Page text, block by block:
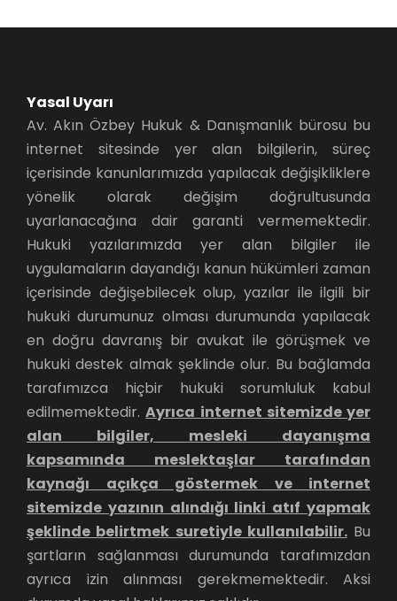
Yasal Uyarı
Av. Akın Özbey Hukuk & Danışmanlık bürosu bu
internet sitesinde yer alan bilgilerin, süreç
içerisinde kanunlarımızda yapılacak değişikliklere
yönelik olarak değişim doğrultusunda
uyarlanacağına dair garanti vermemektedir.
Hukuki yazılarımızda yer alan bilgiler ile
uygulamaların dayandığı kanun hükümleri zaman
içerisinde değişebilecek olup, yazılar ile ilgili bir
hukuki durumunuz olması durumunda yapılacak
en doğru davranış bir avukat ile görüşmek ve
hukuki destek almak şeklinde olur. Bu bağlamda
tarafımızca hiçbir hukuki sorumluluk kabul
edilmemektedir.Ayrıca internet sitemizde yer
alan bilgiler, mesleki dayanışma
kapsamında meslektaşlar tarafından
kaynağı açıkça göstermek ve internet
sitemizde yazının alındığı linki atıf yapmak
şeklinde belirtmek suretiyle kullanılabilir.Bu
şartların sağlanması durumunda tarafımızdan
ayrıca izin alınması gerekmemektedir. Aksi